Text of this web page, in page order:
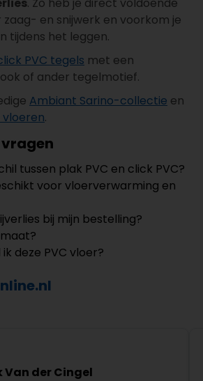
en snijwerk en voorkom je
tijdens het leggen.
PVC tegels met een
of ander tegelmotief.
Ambiant Sarino-collectie en
vloeren.
tussen plak PVC en click PVC?
voor vloerverwarming en
bij mijn bestelling?
deze PVC vloer?
Van der Cingel